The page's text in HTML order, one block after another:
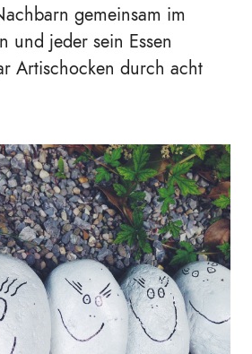
gemeinsam im
und jeder sein Essen
Artischocken durch acht